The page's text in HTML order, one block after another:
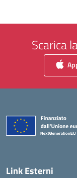
Scarica
Link Esterni